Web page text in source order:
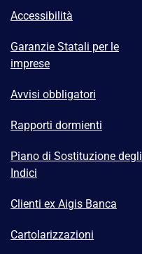
Accessibilità
Garanzie Statali per le
imprese
Avvisi obbligatori
Rapporti dormienti
Piano di Sostituzione degli
Indici
Clienti ex Aigis Banca
Cartolarizzazioni